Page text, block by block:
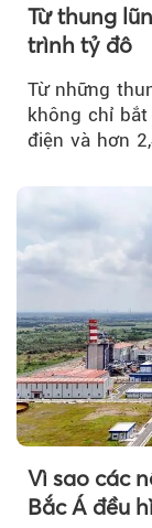
Từ thung
trình tỷ đô
Từ những
không chỉ
điện và hơn
Vì sao các
Bắc Á đều